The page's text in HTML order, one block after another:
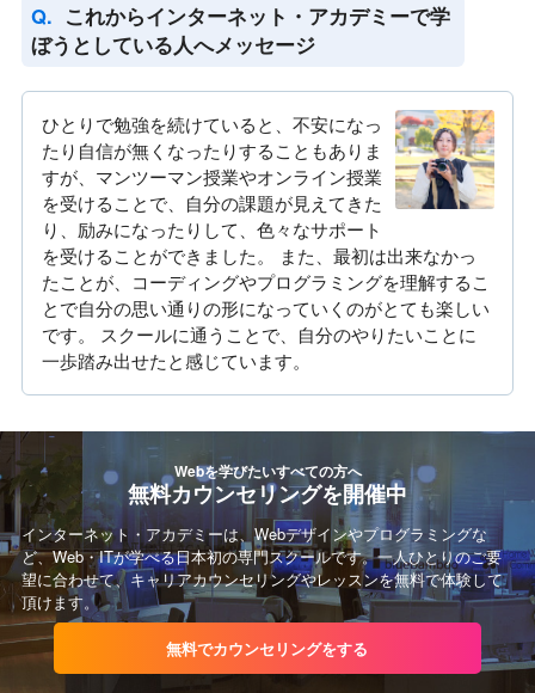
これからインターネット・アカデミーで学
ぼうとしている人へメッセージ
ひとりで勉強を続けていると、不安になっ
たり自信が無くなったりすることもありま
すが、マンツーマン授業やオンライン授業
を受けることで、自分の課題が見えてきた
り、励みになったりして、色々なサポート
を受けることができました。 また、最初は出来なかっ
たことが、コーディングやプログラミングを理解するこ
とで自分の思い通りの形になっていくのがとても楽しい
です。 スクールに通うことで、自分のやりたいことに
一歩踏み出せたと感じています。
Webを学びたいすべての方へ
無料カウンセリングを開催中
インターネット・アカデミーは、Webデザインやプログラミングな
ど、Web・ITが学べる日本初の専門スクールです。一人ひとりのご要
望に合わせて、キャリアカウンセリングやレッスンを無料で体験して
頂けます。
無料でカウンセリングをする